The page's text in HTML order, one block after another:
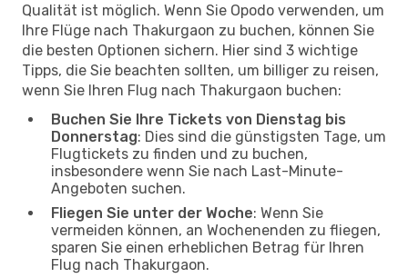
Qualität ist möglich. Wenn Sie Opodo verwenden, um
Ihre Flüge nach Thakurgaon zu buchen, können Sie
die besten Optionen sichern. Hier sind 3 wichtige
Tipps, die Sie beachten sollten, um billiger zu reisen,
wenn Sie Ihren Flug nach Thakurgaon buchen:
Buchen Sie Ihre Tickets von Dienstag bis
Donnerstag: Dies sind die günstigsten Tage, um
Flugtickets zu finden und zu buchen,
insbesondere wenn Sie nach Last-Minute-
Angeboten suchen.
Fliegen Sie unter der Woche: Wenn Sie
vermeiden können, an Wochenenden zu fliegen,
sparen Sie einen erheblichen Betrag für Ihren
Flug nach Thakurgaon.